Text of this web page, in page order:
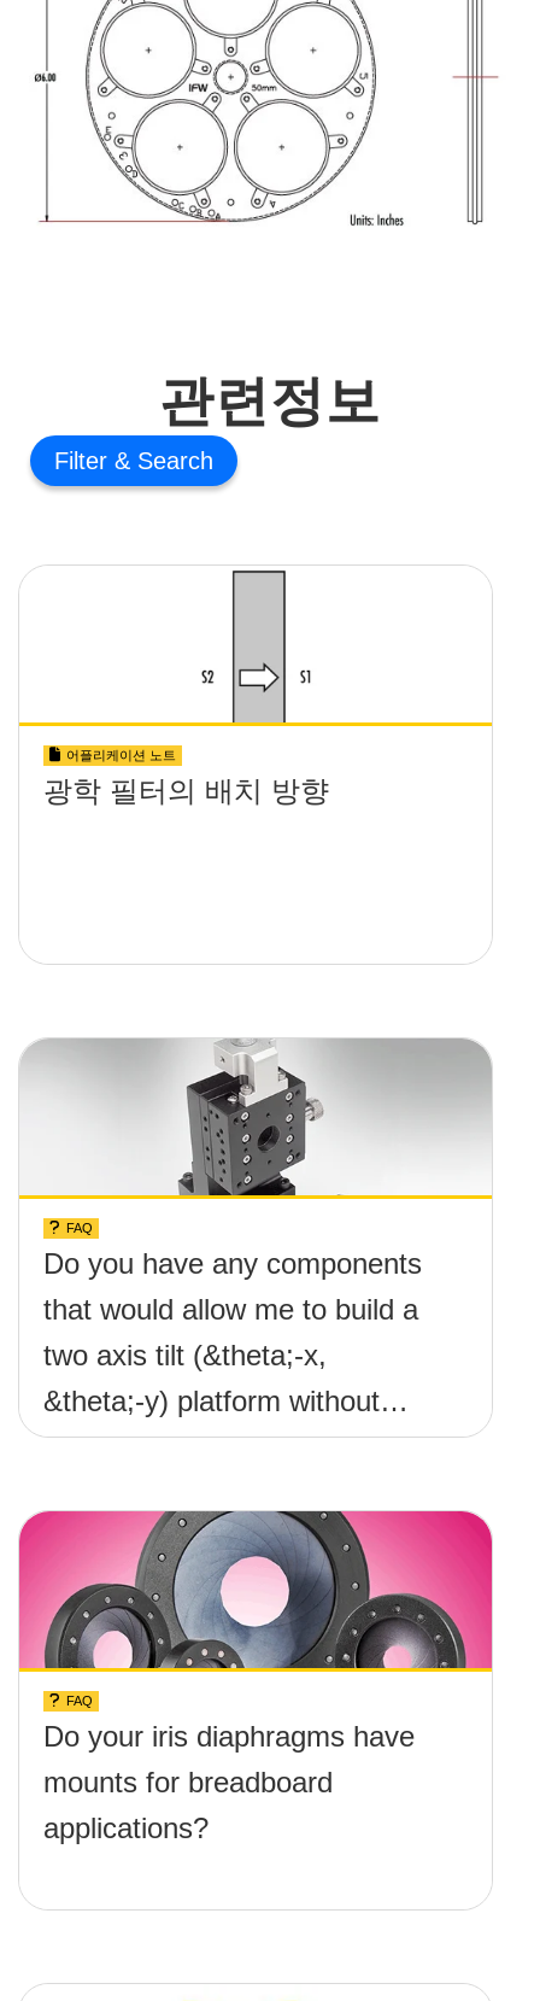
관련정보
Filter
어플리케이션 노트
광학 필터의 배치 방향
FAQ
Do you have any components
that would allow me to build a
two axis tilt (&theta;-x,
&theta;-y) platform without
any screws protruding up
FAQ
Do your iris diaphragms have
mounts for breadboard
applications?